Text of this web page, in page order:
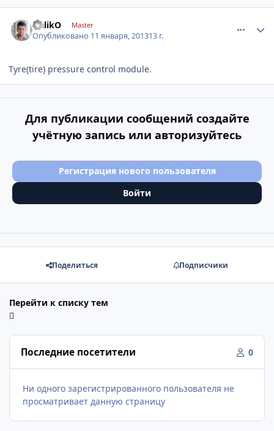
OalikO Master
Опубликовано 11 января, 201313 г.
Tyre(tire) pressure control module.
Для публикации сообщений создайте
учётную запись или авторизуйтесь
Регистрация нового пользователя
Войти
Поделиться Подписчики
Перейти к списку тем
Последние посетители 0
Ни одного зарегистрированного пользователя не
просматривает данную страницу